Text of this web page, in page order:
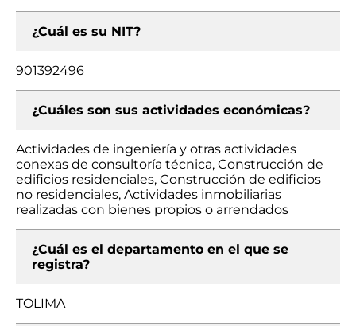
¿Cuál es su NIT?
901392496
¿Cuáles son sus actividades económicas?
Actividades de ingeniería y otras actividades
conexas de consultoría técnica, Construcción de
edificios residenciales, Construcción de edificios
no residenciales, Actividades inmobiliarias
realizadas con bienes propios o arrendados
¿Cuál es el departamento en el que se
registra?
TOLIMA